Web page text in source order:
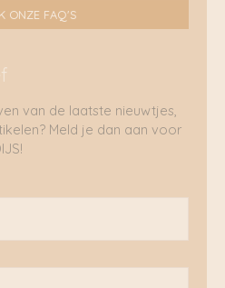
ONZE FAQ'S
van de laatste nieuwtjes,
Meld je dan aan voor